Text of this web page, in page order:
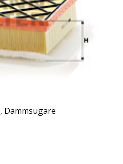
, Dammsugare